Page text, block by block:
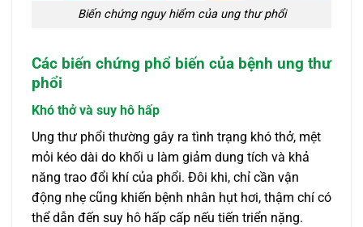
Biến chứng nguy hiểm của ung thư phổi
Các biến chứng phổ biến của bệnh ung thư
phổi
Khó thở và suy hô hấp
Ung thư phổi thường gây ra tình trạng khó thở, mệt
mỏi kéo dài do khối u làm giảm dung tích và khả
năng trao đổi khí của phổi. Đôi khi, chỉ cần vận
động nhẹ cũng khiến bệnh nhân hụt hơi, thậm chí có
thể dẫn đến suy hô hấp cấp nếu tiến triển nặng.